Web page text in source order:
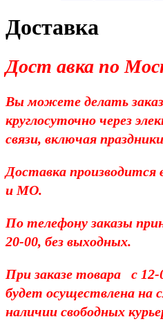
Доставка
Дост авка по
Вы можете делать
круглосуточно через
связи, включая
Доставка производится
и МО.
По телефону заказы
20-00, без выходных.
При заказе товара с 12-
будет осуществлена на
наличии свободных